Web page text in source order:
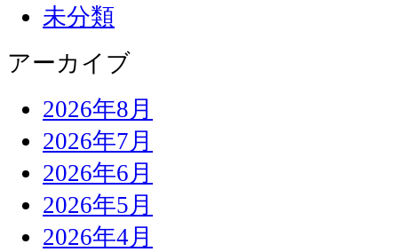
未分類
アーカイブ
2026年8月
2026年7月
2026年6月
2026年5月
2026年4月